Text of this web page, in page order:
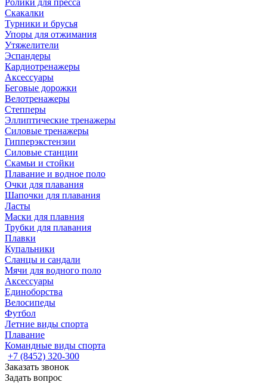
Ролики для пресса
Скакалки
Турники и брусья
Упоры для отжимания
Утяжелители
Эспандеры
Кардиотренажеры
Аксессуары
Беговые дорожки
Велотренажеры
Степперы
Эллиптические тренажеры
Силовые тренажеры
Гипперэкстензии
Силовые станции
Скамьи и стойки
Плавание и водное поло
Очки для плавания
Шапочки для плавания
Ласты
Маски для плавния
Трубки для плавания
Плавки
Купальники
Сланцы и сандали
Мячи для водного поло
Аксессуары
Единоборства
Велосипеды
Футбол
Летние виды спорта
Плавание
Командные виды спорта
+7 (8452) 320-300
Заказать звонок
Задать вопрос